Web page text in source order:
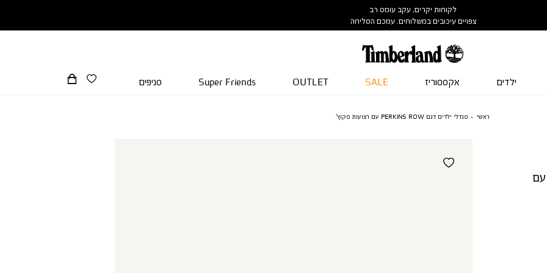
לקוחות יקרים, עקב עומס רב
צפויים עיכובים במשלוחים. עמכם הסליחה
ילדים אקססוריז SALE
OUTLET
Super Friends סניפים
ראשי סנדלי ילדים דגם PERKINS ROW עם רצועות סקוץ’
סנדלי ילדים דגם PERKINS ROW עם